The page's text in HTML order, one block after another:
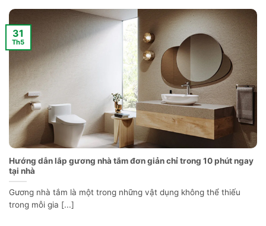
Hướng dẫn lắp gương nhà tắm đơn giản chỉ trong 10 phút ngay
tại nhà
Gương nhà tắm là một trong những vật dụng không thể thiếu
trong mỗi gia [...]
31
Th5